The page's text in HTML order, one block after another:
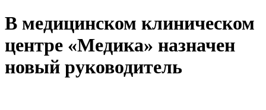
В медицинском клиническом
центре «Медика» назначен
новый руководитель